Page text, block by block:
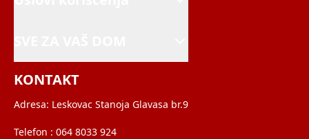
KONTAKT
Adresa: Leskovac Stanoja Glavasa br.9
Telefon : 064 8033 924